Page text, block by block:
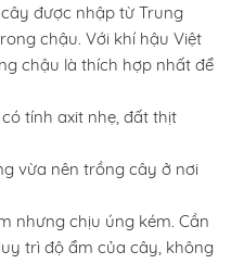
được nhập từ Trung
chậu. Với khí hậu Việt
chậu là thích hợp nhất để
tính axit nhẹ, đất thịt
vừa nên trồng cây ở nơi
nhưng chịu úng kém. Cần
trì độ ẩm của cây, không